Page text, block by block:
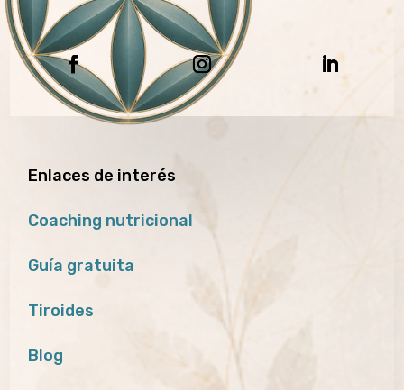
Enlaces de interés
Coaching nutricional
Guía gratuita
Tiroides
Blog